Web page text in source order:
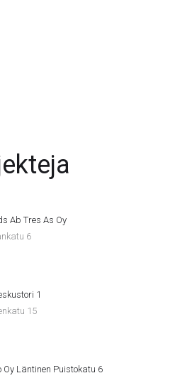
Ab Tres As Oy
6
1
15
Oy Läntinen Puistokatu 6